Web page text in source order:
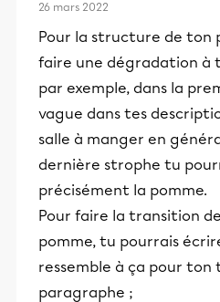
26 mars 2022
Pour la structure de ton
faire une dégradation à
par exemple, dans la
vague dans tes
salle à manger en
dernière strophe tu
précisément la pomme.
Pour faire la transition
pomme, tu pourrais
ressemble à ça pour ton
paragraphe ;